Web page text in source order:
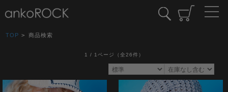
TOP > 商品検索
1 / 1ページ （全26件）